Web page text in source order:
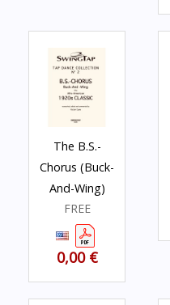
The B.S.-
Chorus (Buck-
And-Wing)
FREE
0,00 €